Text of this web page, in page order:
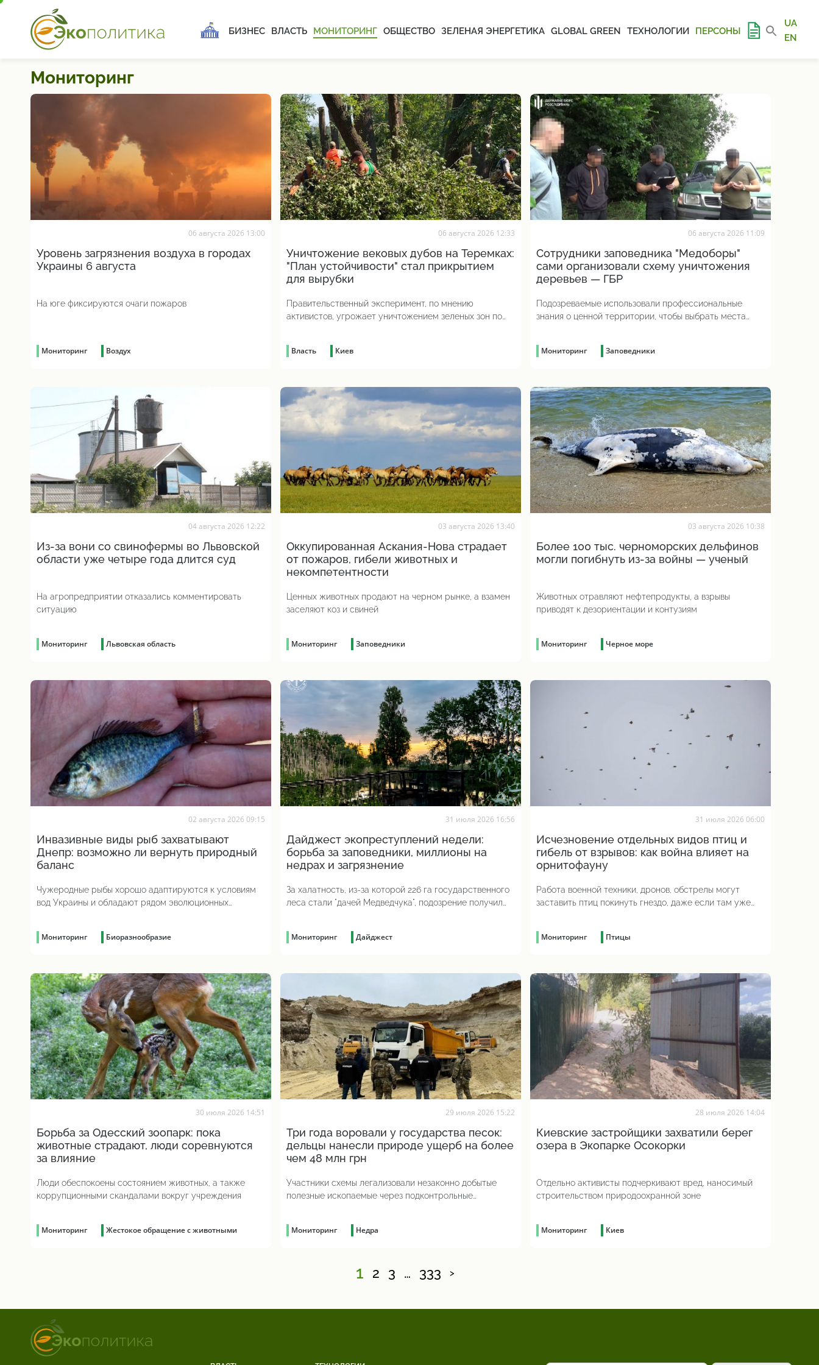
БИЗНЕС ВЛАСТЬ МОНИТОРИНГ ОБЩЕСТВО ЗЕЛЕНАЯ ЭНЕРГЕТИКА GLOBAL GREEN ТЕХНОЛОГИИ ПЕРСОНЫ
UA
EN
Мониторинг
06 августа 2026 13:00
Уровень загрязнения воздуха в городах
Украины 6 августа
На юге фиксируются очаги пожаров
Мониторинг Воздух
06 августа 2026 12:33
Уничтожение вековых дубов на Теремках:
"План устойчивости" стал прикрытием
для вырубки
Правительственный эксперимент, по мнению
активистов, угрожает уничтожением зеленых зон по
Власть Киев
06 августа 2026 11:09
Сотрудники заповедника "Медоборы"
сами организовали схему уничтожения
деревьев — ГБР
Подозреваемые использовали профессиональные
знания о ценной территории, чтобы выбрать места
Мониторинг Заповедники
04 августа 2026 12:22
Из-за вони со свинофермы во Львовской
области уже четыре года длится суд
На агропредприятии отказались комментировать
ситуацию
Мониторинг Львовская область
03 августа 2026 13:40
Оккупированная Аскания-Нова страдает
от пожаров, гибели животных и
некомпетентности
Ценных животных продают на черном рынке, а взамен
заселяют коз и свиней
Мониторинг Заповедники
03 августа 2026 10:38
Более 100 тыс. черноморских дельфинов
могли погибнуть из-за войны — ученый
Животных отравляют нефтепродукты, а взрывы
приводят к дезориентации и контузиям
Мониторинг Черное море
02 августа 2026 09:15
Инвазивные виды рыб захватывают
Днепр: возможно ли вернуть природный
баланс
Чужеродные рыбы хорошо адаптируются к условиям
вод Украины и обладают рядом эволюционных
Мониторинг Биоразнообразие
31 июля 2026 16:56
Дайджест экопреступлений недели:
борьба за заповедники, миллионы на
недрах и загрязнение
За халатность, из-за которой 226 га государственного
леса стали "дачей Медведчука", подозрение получил
Мониторинг Дайджест
31 июля 2026 06:00
Исчезновение отдельных видов птиц и
гибель от взрывов: как война влияет на
орнитофауну
Работа военной техники, дронов, обстрелы могут
заставить птиц покинуть гнездо, даже если там уже
Мониторинг Птицы
30 июля 2026 14:51
Борьба за Одесский зоопарк: пока
животные страдают, люди соревнуются
за влияние
Люди обеспокоены состоянием животных, а также
коррупционными скандалами вокруг учреждения
Мониторинг Жестокое обращение с животными
29 июля 2026 15:22
Три года воровали у государства песок:
дельцы нанесли природе ущерб на более
чем 48 млн грн
Участники схемы легализовали незаконно добытые
полезные ископаемые через подконтрольные
Мониторинг Недра
28 июля 2026 14:04
Киевские застройщики захватили берег
озера в Экопарке Осокорки
Отдельно активисты подчеркивают вред, наносимый
строительством природоохранной зоне
Мониторинг Киев
1 2 3 … 333 >